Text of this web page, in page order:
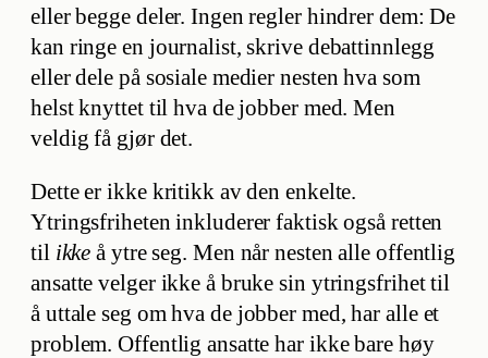
eller begge deler. Ingen regler hindrer dem: De
kan ringe en journalist, skrive debattinnlegg
eller dele på sosiale medier nesten hva som
helst knyttet til hva de jobber med. Men
veldig få gjør det.
Dette er ikke kritikk av den enkelte.
Ytringsfriheten inkluderer faktisk også retten
til ikke å ytre seg. Men når nesten alle offentlig
ansatte velger ikke å bruke sin ytringsfrihet til
å uttale seg om hva de jobber med, har alle et
problem. Offentlig ansatte har ikke bare høy